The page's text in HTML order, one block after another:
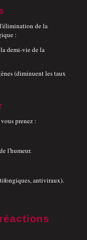
de la
:
demi-vie de la
(diminuent les taux
prenez :
l'humeur.
antiviraux).